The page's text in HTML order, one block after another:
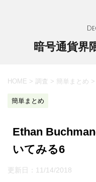
暗号通貨界
HOME > 調査 > 簡単まとめ >
簡単まとめ
Ethan
いてみる6
更新日： 11/14/2018